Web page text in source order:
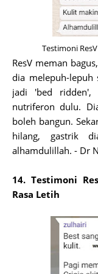
Testimoni
ResV meman
dia melepuh-
jadi 'bed ridden',
nutriferon dulu.
boleh bangun.
hilang, gastrik
alhamdulillah. - Dr
14. Testimoni
Rasa Letih